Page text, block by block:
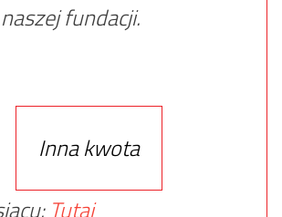
fundacji.
Inna kwota
Tutaj